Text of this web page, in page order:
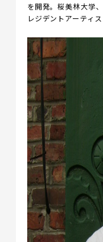
を開発。桜美林大学
レジデントアーティ